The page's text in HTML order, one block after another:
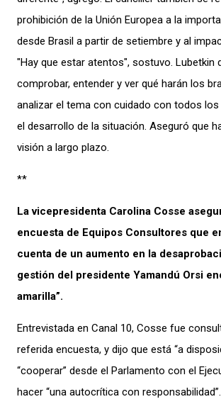
prohibición de la Unión Europea a la
desde Brasil a partir de setiembre y al
"Hay que estar atentos", sostuvo. Lubetkin
comprobar, entender y ver qué harán los
analizar el tema con cuidado con todos
el desarrollo de la situación. Aseguró que
visión a largo plazo.
**
La vicepresidenta Carolina Cosse
encuesta de Equipos Consultores que
cuenta de un aumento en la
gestión del presidente Yamandú Orsi
amarilla”.
Entrevistada en Canal 10, Cosse fue
referida encuesta, y dijo que está “a
“cooperar” desde el Parlamento con el
hacer “una autocrítica con